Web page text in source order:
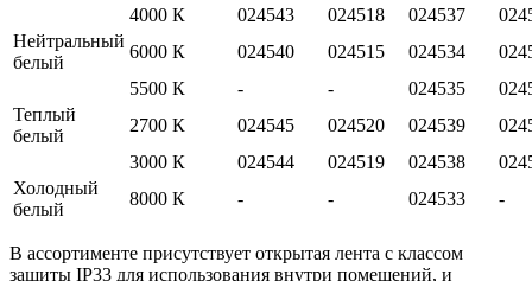
4000 К
024543 024518 024537
Нейтральный
белый
6000 К 024540 024515 024534
5500 К
- - 024535
Теплый
белый
2700 К 024545 024520 024539
3000 К
024544 024519 024538
Холодный
белый
8000 К - - 024533 -
В ассортименте присутствует открытая лента с классом
защиты IP33 для использования внутри помещений, и